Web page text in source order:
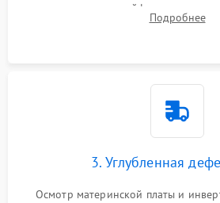
отключение шлейфов матрицы и
массивной системы охлаждения от
Подробнее
3. Углубленная
Осмотр материнской платы и